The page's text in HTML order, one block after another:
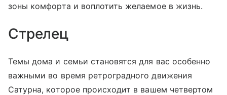
зоны комфорта и воплотить желаемое в жизнь.
Стрелец
Темы дома и семьи становятся для вас особенно
важными во время ретроградного движения
Сатурна, которое происходит в вашем четвертом